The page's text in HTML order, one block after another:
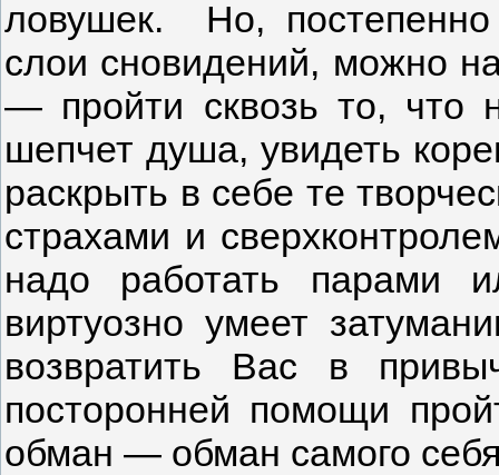
ловушек. Но,
слои сновидений, можно
— пройти сквозь то, что
шепчет душа, увидеть
раскрыть в себе те
страхами и
надо работать парами
виртуозно умеет
возвратить Вас в
посторонней помощи
обман — обман самого